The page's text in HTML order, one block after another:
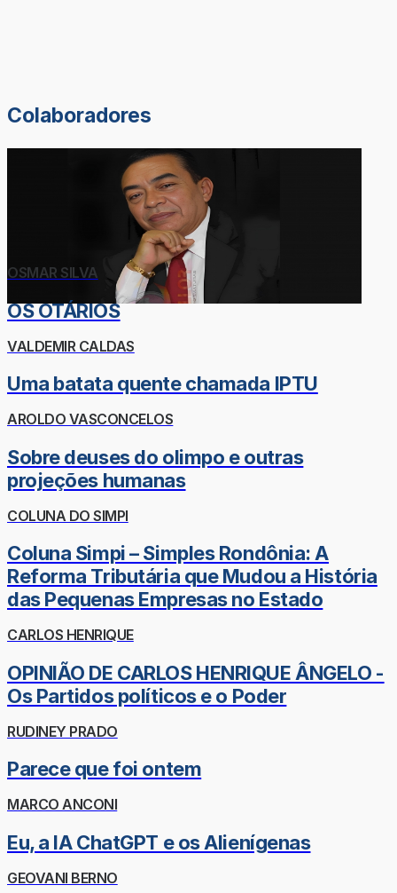
Colaboradores
OSMAR SILVA
OS OTÁRIOS
VALDEMIR CALDAS
Uma batata quente chamada IPTU
AROLDO VASCONCELOS
Sobre deuses do olimpo e outras
projeções humanas
COLUNA DO SIMPI
Coluna Simpi – Simples Rondônia: A
Reforma Tributária que Mudou a História
das Pequenas Empresas no Estado
CARLOS HENRIQUE
OPINIÃO DE CARLOS HENRIQUE ÂNGELO -
Os Partidos políticos e o Poder
RUDINEY PRADO
Parece que foi ontem
MARCO ANCONI
Eu, a IA ChatGPT e os Alienígenas
GEOVANI BERNO